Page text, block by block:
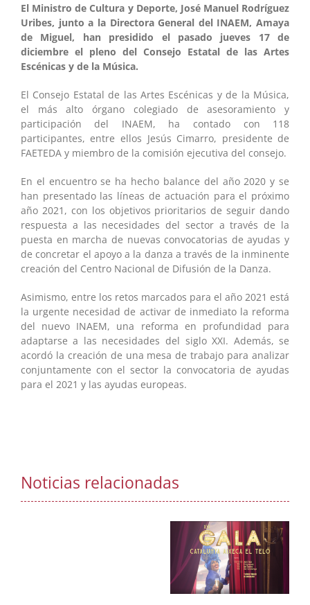
El Ministro de Cultura y Deporte, José Manuel Rodríguez
Uribes, junto a la Directora General del INAEM, Amaya
de Miguel, han presidido el pasado jueves 17 de
diciembre el pleno del Consejo Estatal de las Artes
Escénicas y de la Música.
El Consejo Estatal de las Artes Escénicas y de la Música,
el más alto órgano colegiado de asesoramiento y
participación del INAEM, ha contado con 118
participantes, entre ellos Jesús Cimarro, presidente de
FAETEDA y miembro de la comisión ejecutiva del consejo.
En el encuentro se ha hecho balance del año 2020 y se
han presentado las líneas de actuación para el próximo
año 2021, con los objetivos prioritarios de seguir dando
respuesta a las necesidades del sector a través de la
puesta en marcha de nuevas convocatorias de ayudas y
de concretar el apoyo a la danza a través de la inminente
creación del Centro Nacional de Difusión de la Danza.
Asimismo, entre los retos marcados para el año 2021 está
la urgente necesidad de activar de inmediato la reforma
del nuevo INAEM, una reforma en profundidad para
adaptarse a las necesidades del siglo XXI. Además, se
acordó la creación de una mesa de trabajo para analizar
conjuntamente con el sector la convocatoria de ayudas
para el 2021 y las ayudas europeas.
Noticias relacionadas